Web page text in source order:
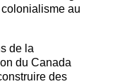
au
de la
du Canada
des